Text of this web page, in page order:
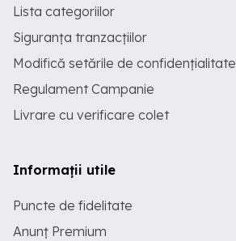
Lista categoriilor
Siguranța tranzacțiilor
Modifică setările de confidențialitate
Regulament Campanie
Livrare cu verificare colet
Informații utile
Puncte de fidelitate
Anunț Premium